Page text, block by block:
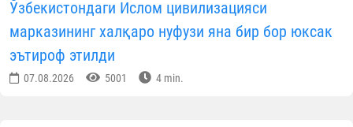
Ўзбекистон янгиликлари